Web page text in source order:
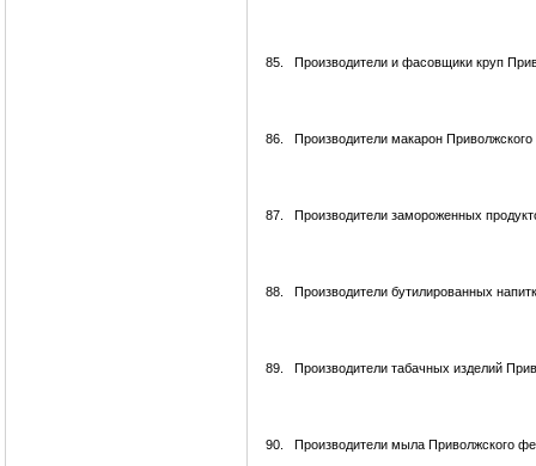
85. Производители и фасовщики круп
86. Производители макарон Приволжского
87. Производители замороженных
88. Производители бутилированных
89. Производители табачных изделий
90. Производители мыла Приволжского